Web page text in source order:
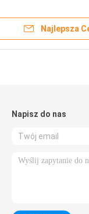
Najlepsza
Napisz do nas